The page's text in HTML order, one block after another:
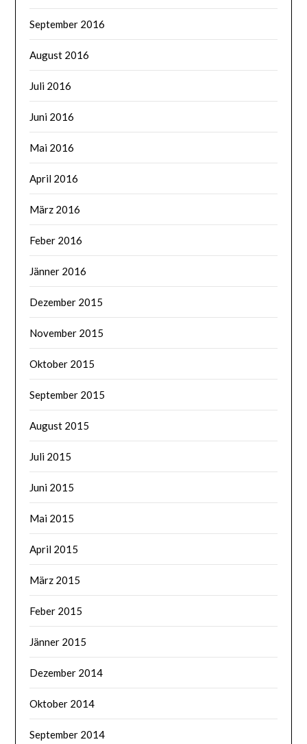
September 2016
August 2016
Juli 2016
Juni 2016
Mai 2016
April 2016
März 2016
Feber 2016
Jänner 2016
Dezember 2015
November 2015
Oktober 2015
September 2015
August 2015
Juli 2015
Juni 2015
Mai 2015
April 2015
März 2015
Feber 2015
Jänner 2015
Dezember 2014
Oktober 2014
September 2014